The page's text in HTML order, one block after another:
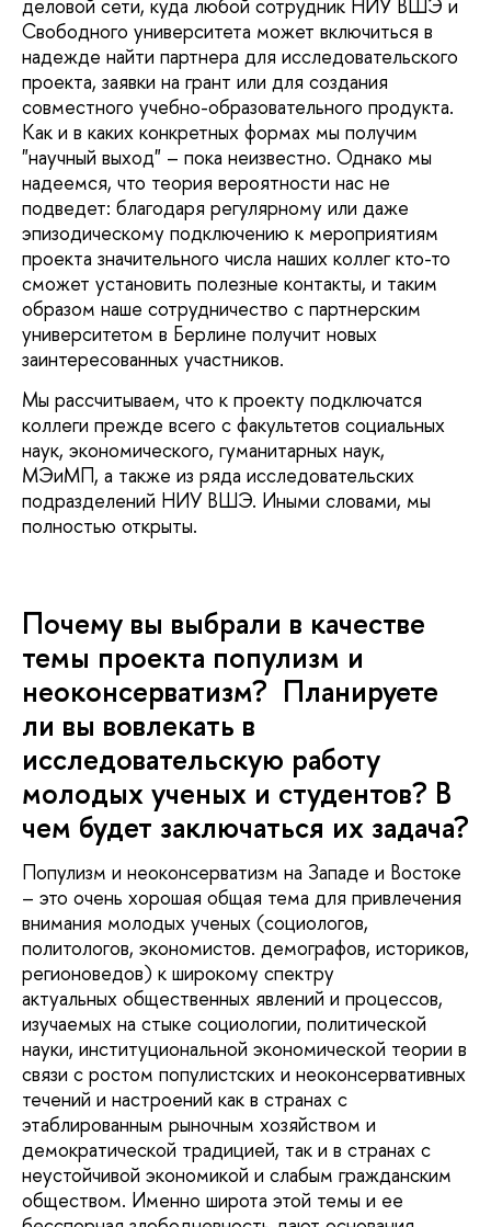
деловой сети, куда любой сотрудник НИУ ВШЭ и
Свободного университета может включиться в
надежде найти партнера для исследовательского
проекта, заявки на грант или для создания
совместного учебно-образовательного продукта.
Как и в каких конкретных формах мы получим
"научный выход" – пока неизвестно. Однако мы
надеемся, что теория вероятности нас не
подведет: благодаря регулярному или даже
эпизодическому подключению к мероприятиям
проекта значительного числа наших коллег кто-то
сможет установить полезные контакты, и таким
образом наше сотрудничество с партнерским
университетом в Берлине получит новых
заинтересованных участников.
Мы рассчитываем, что к проекту подключатся
коллеги прежде всего с факультетов социальных
наук, экономического, гуманитарных наук,
МЭиМП, а также из ряда исследовательских
подразделений НИУ ВШЭ. Иными словами, мы
полностью открыты.
Почему вы выбрали в качестве
темы проекта популизм и
неоконсерватизм? Планируете
ли вы вовлекать в
исследовательскую работу
молодых ученых и студентов? В
чем будет заключаться их задача?
Популизм и неоконсерватизм на Западе и Востоке
– это очень хорошая общая тема для привлечения
внимания молодых ученых (социологов,
политологов, экономистов. демографов, историков,
регионоведов) к широкому спектру
актуальных общественных явлений и процессов,
изучаемых на стыке социологии, политической
науки, институциональной экономической теории в
связи с ростом популистских и неоконсервативных
течений и настроений как в странах с
этаблированным рыночным хозяйством и
демократической традицией, так и в странах с
неустойчивой экономикой и слабым гражданским
обществом. Именно широта этой темы и ее